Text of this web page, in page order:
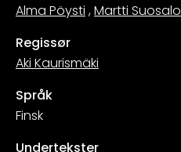
Alma Pöysti ,Martti Suosalo
Regissør
Aki Kaurismäki
Språk
Finsk
Undertekster